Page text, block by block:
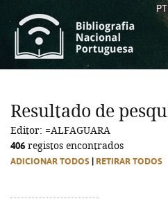
PT
Resultado de
Editor: =ALFAGUARA
406 registos encontrados
ADICIONAR TODOS RETIRAR TODOS